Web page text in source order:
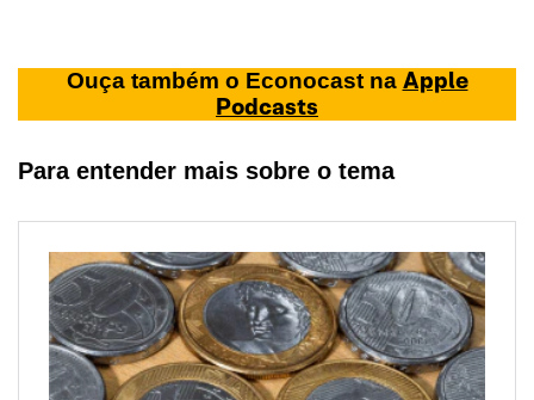
Ouça também o Econocast na Apple
Podcasts
Para entender mais sobre o tema